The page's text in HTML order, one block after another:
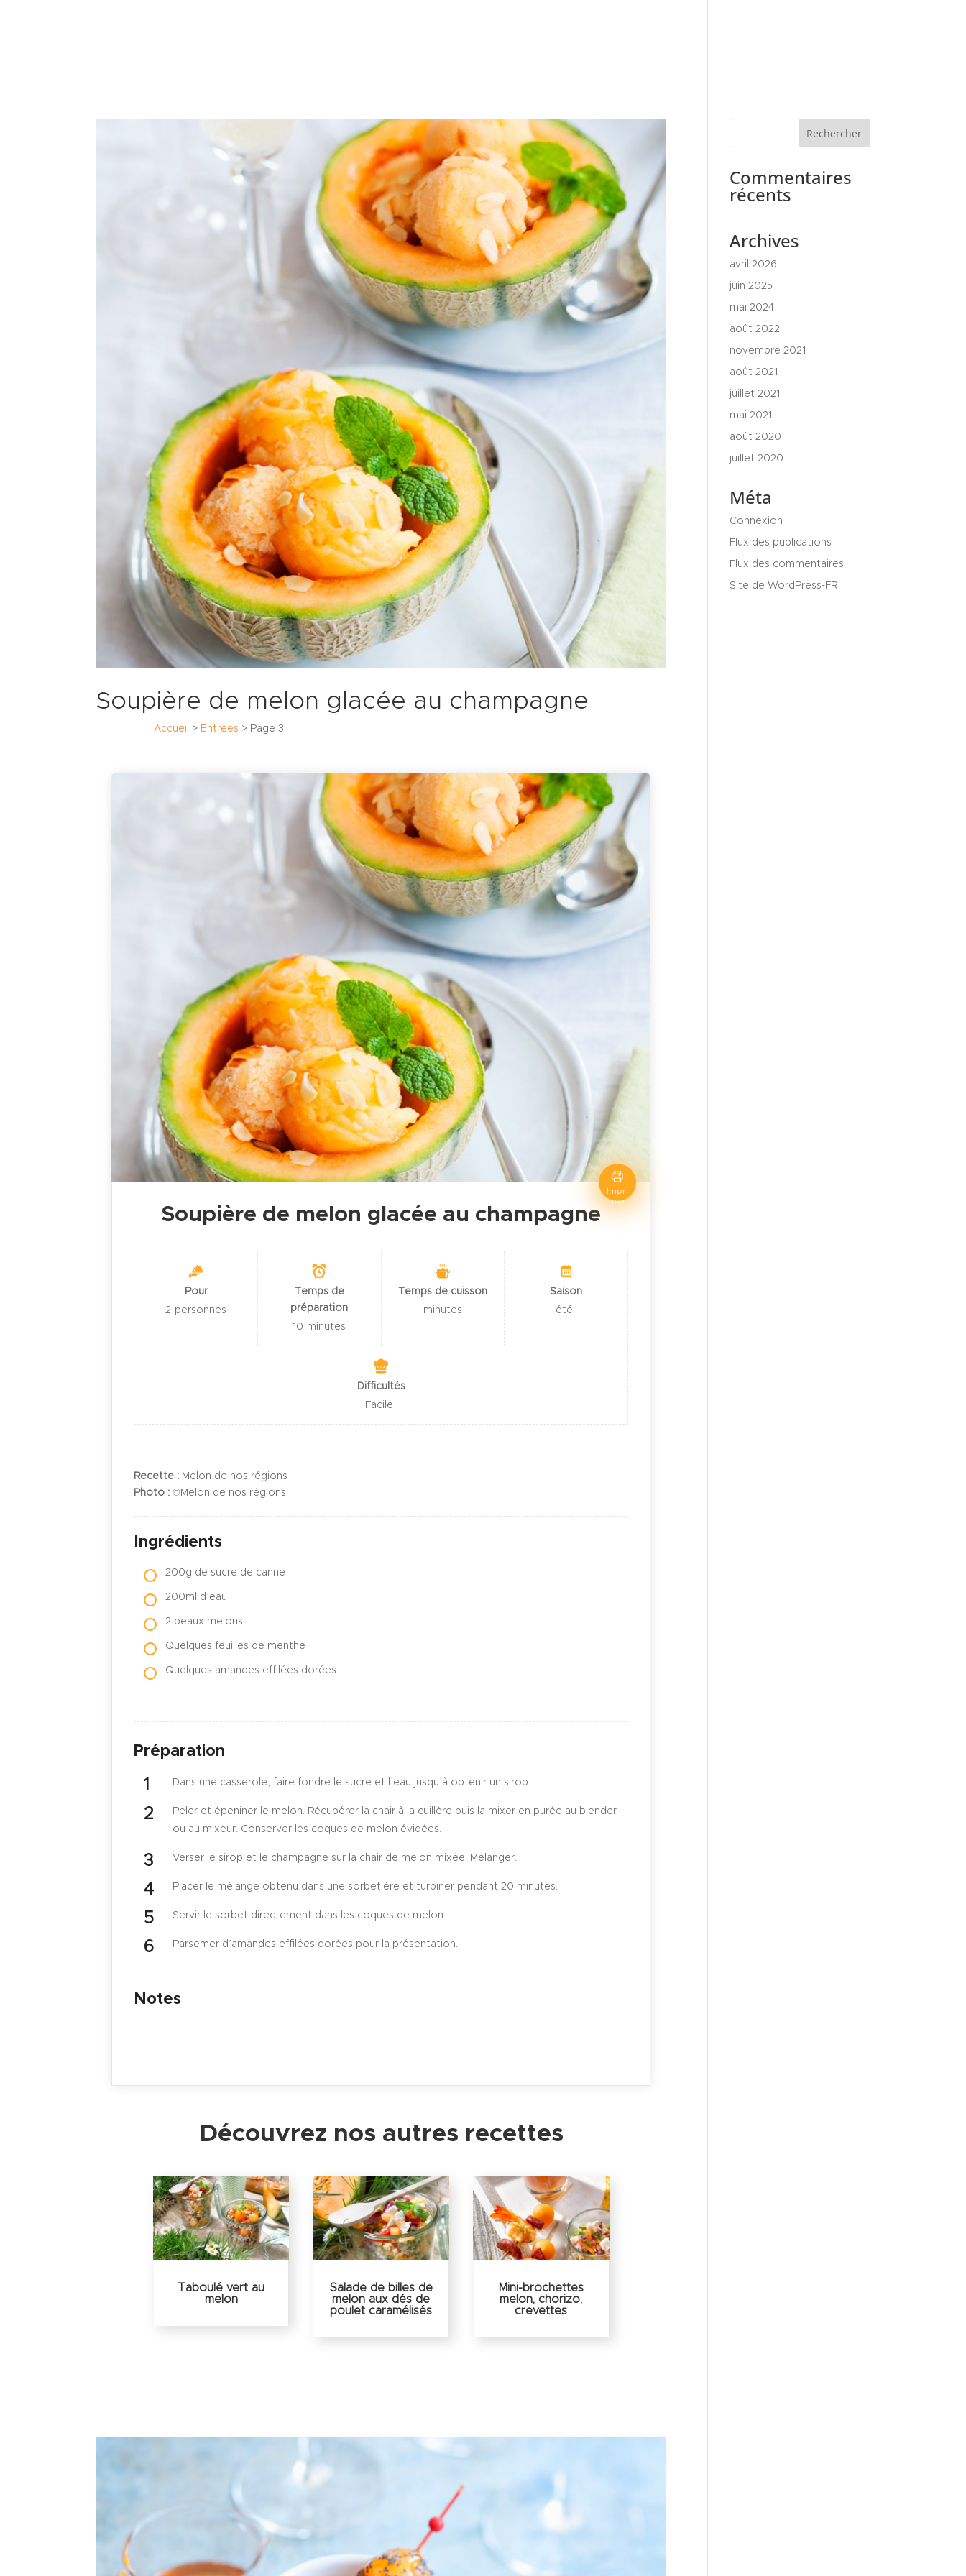
Soupière de melon glacée au champagne
Accueil > Entrées > Page 3
Impri
mer
Soupière de melon glacée au champagne
Pour
2 personnes
Temps de
préparation
10 minutes
Temps de cuisson
minutes
Saison
été
Difficultés
Facile
Recette : Melon de nos régions
Photo :©Melon de nos régions
Ingrédients
200g de sucre de canne
200ml d’eau
2 beaux melons
Quelques feuilles de menthe
Quelques amandes effilées dorées
Préparation
Dans une casserole, faire fondre le sucre et l’eau jusqu’à obtenir un sirop.
Peler et épeniner le melon. Récupérer la chair à la cuillère puis la mixer en purée au blender
ou au mixeur. Conserver les coques de melon évidées.
Verser le sirop et le champagne sur la chair de melon mixée. Mélanger.
Placer le mélange obtenu dans une sorbetière et turbiner pendant 20 minutes.
Servir le sorbet directement dans les coques de melon.
Parsemer d’amandes effilées dorées pour la présentation.
Notes
Découvrez nos autres recettes
Taboulé vert au
melon
Salade de billes de
melon aux dés de
poulet caramélisés
Mini-brochettes
melon, chorizo,
crevettes
Commentaires
récents
Archives
avril 2026
juin 2025
mai 2024
août 2022
novembre 2021
août 2021
juillet 2021
mai 2021
août 2020
juillet 2020
Méta
Connexion
Flux des publications
Flux des commentaires
Site de WordPress-FR